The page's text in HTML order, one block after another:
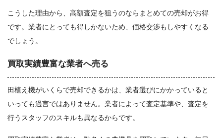
こうした理由から、高額査定を狙うのならまとめての売却がお得
です。業者にとっても得しかないため、価格交渉もしやすくなる
でしょう。
買取実績豊富な業者へ売る
田植え機がいくらで売却できるかは、業者選びにかかっていると
いっても過言ではありません。業者によって査定基準や、査定を
行うスタッフのスキルも異なるからです。